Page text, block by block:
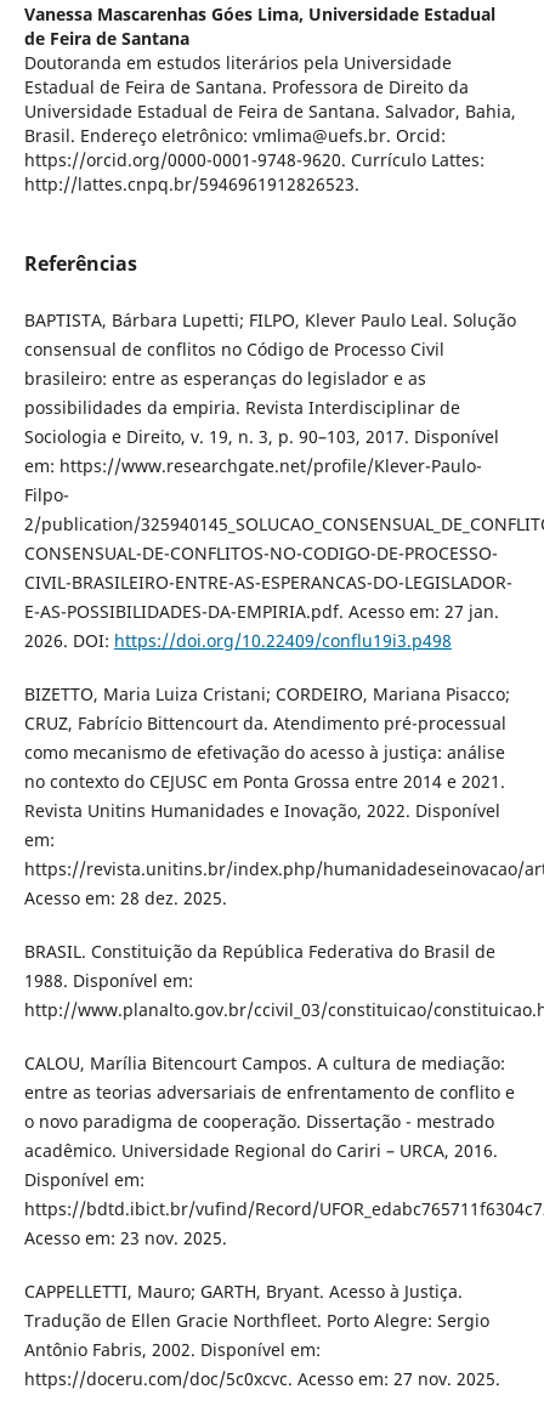
Vanessa Mascarenhas Góes Lima, Universidade Estadual
de Feira de Santana
Doutoranda em estudos literários pela Universidade
Estadual de Feira de Santana. Professora de Direito da
Universidade Estadual de Feira de Santana. Salvador, Bahia,
Brasil. Endereço eletrônico: vmlima@uefs.br. Orcid:
https://orcid.org/0000-0001-9748-9620. Currículo Lattes:
http://lattes.cnpq.br/5946961912826523.
Referências
BAPTISTA, Bárbara Lupetti; FILPO, Klever Paulo Leal. Solução
consensual de conflitos no Código de Processo Civil
brasileiro: entre as esperanças do legislador e as
possibilidades da empiria. Revista Interdisciplinar de
Sociologia e Direito, v. 19, n. 3, p. 90–103, 2017. Disponível
em: https://www.researchgate.net/profile/Klever-Paulo-
Filpo-
2/publication/
CONSENSUAL-DE-CONFLITOS-NO-CODIGO-DE-PROCESSO-
CIVIL-BRASILEIRO-ENTRE-AS-ESPERANCAS-DO-LEGISLADOR-
E-AS-POSSIBILIDADES-DA-EMPIRIA.pdf. Acesso em: 27 jan.
2026. DOI: https://doi.org/10.22409/conflu19i3.p498
BIZETTO, Maria Luiza Cristani; CORDEIRO, Mariana Pisacco;
CRUZ, Fabrício Bittencourt da. Atendimento pré-processual
como mecanismo de efetivação do acesso à justiça: análise
no contexto do CEJUSC em Ponta Grossa entre 2014 e 2021.
Revista Unitins Humanidades e Inovação, 2022. Disponível
em:
https://revista.unitins.br/index.php/humanidadeseinovacao/
Acesso em: 28 dez. 2025.
BRASIL. Constituição da República Federativa do Brasil de
1988. Disponível em:
http://www.planalto.gov.br/ccivil_03/constituicao/
CALOU, Marília Bitencourt Campos. A cultura de mediação:
entre as teorias adversariais de enfrentamento de conflito e
o novo paradigma de cooperação. Dissertação - mestrado
acadêmico. Universidade Regional do Cariri – URCA, 2016.
Disponível em:
https://bdtd.ibict.br/vufind/Record/
Acesso em: 23 nov. 2025.
CAPPELLETTI, Mauro; GARTH, Bryant. Acesso à Justiça.
Tradução de Ellen Gracie Northfleet. Porto Alegre: Sergio
Antônio Fabris, 2002. Disponível em:
https://doceru.com/doc/5c0xcvc. Acesso em: 27 nov. 2025.